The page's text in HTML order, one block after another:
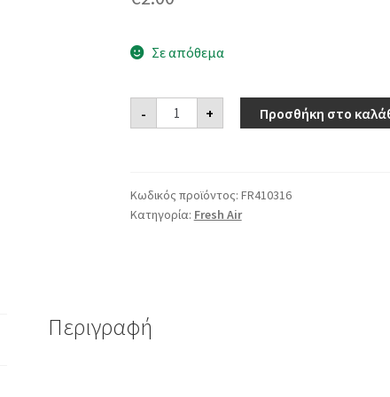
Σε απόθεμα
-
Αρωματικό
κερί
Housekeeper
+ Προσθήκη στο
Κωδικός προϊόντος: FR410316
Κατηγορία: Fresh Air
Περιγραφή